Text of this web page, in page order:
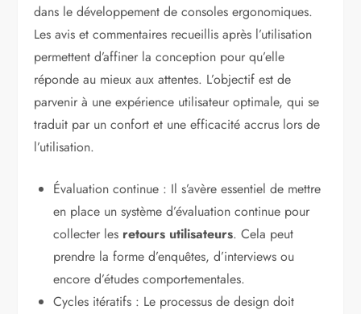
dans le développement de consoles ergonomiques.
Les avis et commentaires recueillis après l’utilisation
permettent d’affiner la conception pour qu’elle
réponde au mieux aux attentes. L’objectif est de
parvenir à une expérience utilisateur optimale, qui se
traduit par un confort et une efficacité accrus lors de
l’utilisation.
Évaluation continue : Il s’avère essentiel de mettre
en place un système d’évaluation continue pour
collecter les retours utilisateurs. Cela peut
prendre la forme d’enquêtes, d’interviews ou
encore d’études comportementales.
Cycles itératifs : Le processus de design doit